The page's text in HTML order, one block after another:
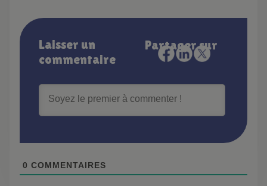
Laisser un
commentaire
Partager sur
0 COMMENTAIRES